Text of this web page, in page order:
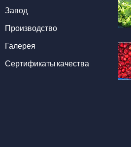
Завод
Производство
Галерея
Сертификаты качества